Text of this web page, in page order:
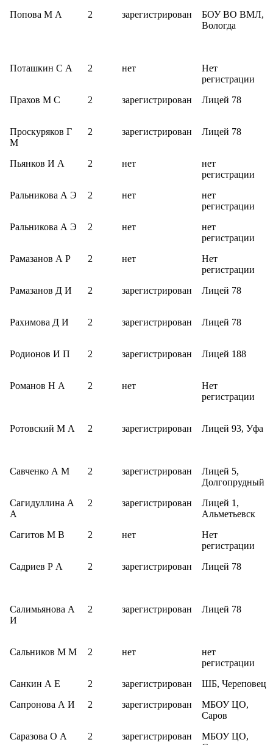
Попова М А
2 зарегистрирован
БОУ ВО ВМЛ,
Вологда
Поташкин С А 2 нет
Нет
регистрации
Прахов М С
2 зарегистрирован Лицей 78
Проскуряков Г
М
2 зарегистрирован Лицей 78
Пьянков И А 2 нет
нет
регистрации
Ральникова А Э
2 нет
нет
регистрации
Ральникова А Э
2 нет
нет
регистрации
Рамазанов А Р
2 нет
Нет
регистрации
Рамазанов Д И
2 зарегистрирован Лицей 78
Рахимова Д И 2 зарегистрирован Лицей 78
Родионов И П 2 зарегистрирован Лицей 188
Романов Н А 2 нет
Нет
регистрации
Ротовский М А 2 зарегистрирован Лицей 93, Уфа
Савченко А М 2 зарегистрирован
Лицей 5,
Долгопрудный
Сагидуллина А
А
2 зарегистрирован
Лицей 1,
Альметьевск
Сагитов М В
2 нет
Нет
регистрации
Садриев Р А
2 зарегистрирован Лицей 78
Салимьянова А
И
2 зарегистрирован Лицей 78
Сальников М М 2 нет
нет
регистрации
Санкин А Е
2 зарегистрирован
ШБ, Череповец
Сапронова А И
2 зарегистрирован
МБОУ ЦО,
Саров
Саразова О А
2 зарегистрирован
МБОУ ЦО,